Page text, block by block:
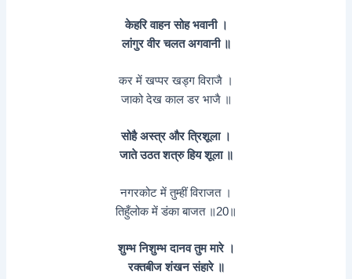
केहरि वाहन सोह भवानी ।
लांगुर वीर चलत अगवानी ॥
कर में खप्पर खड्ग विराजै ।
जाको देख काल डर भाजै ॥
सोहै अस्त्र और त्रिशूला ।
जाते उठत शत्रु हिय शूला ॥
नगरकोट में तुम्हीं विराजत ।
तिहुँलोक में डंका बाजत ॥20॥
शुम्भ निशुम्भ दानव तुम मारे ।
रक्तबीज शंखन संहारे ॥